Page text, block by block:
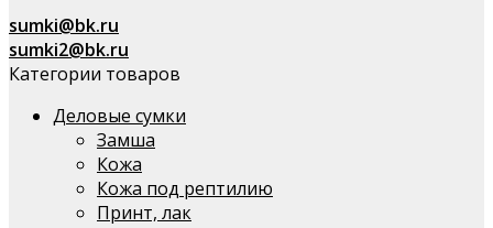
sumki@bk.ru
sumki2@bk.ru
Категории товаров
Деловые сумки
Замша
Кожа
Кожа под рептилию
Принт, лак